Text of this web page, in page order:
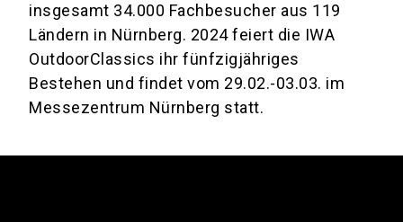
insgesamt 34.000 Fachbesucher aus 119
Ländern in Nürnberg. 2024 feiert die IWA
OutdoorClassics ihr fünfzigjähriges
Bestehen und findet vom 29.02.-03.03. im
Messezentrum Nürnberg statt.